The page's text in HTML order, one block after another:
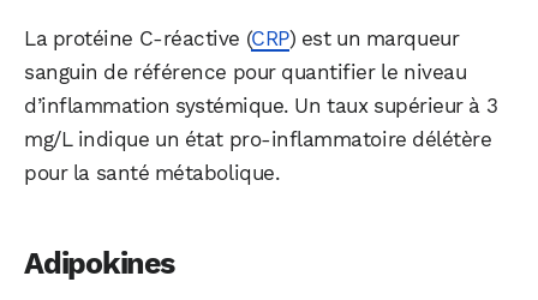
La protéine C-réactive (CRP) est un marqueur
sanguin de référence pour quantifier le niveau
d’inflammation systémique. Un taux supérieur à 3
mg/L indique un état pro-inflammatoire délétère
pour la santé métabolique.
Adipokines